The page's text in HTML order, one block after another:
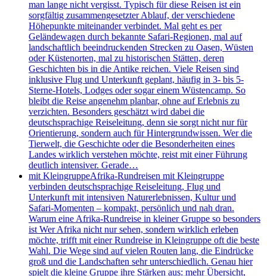
man lange nicht vergisst. Typisch für diese Reisen ist ein
sorgfältig zusammengesetzter Ablauf, der verschiedene
Höhepunkte miteinander verbindet. Mal geht es per
Geländewagen durch bekannte Safari-Regionen, mal auf
landschaftlich beeindruckenden Strecken zu Oasen, Wüsten
oder Küstenorten, mal zu historischen Stätten, deren
Geschichten bis in die Antike reichen. Viele Reisen sind
inklusive Flug und Unterkunft geplant, häufig in 3- bis 5-
Sterne-Hotels, Lodges oder sogar einem Wüstencamp. So
bleibt die Reise angenehm planbar, ohne auf Erlebnis zu
verzichten. Besonders geschätzt wird dabei die
deutschsprachige Reiseleitung, denn sie sorgt nicht nur für
Orientierung, sondern auch für Hintergrundwissen. Wer die
Tierwelt, die Geschichte oder die Besonderheiten eines
Landes wirklich verstehen möchte, reist mit einer Führung
deutlich intensiver. Gerade…
mit KleingruppeAfrika-Rundreisen mit Kleingruppe
verbinden deutschsprachige Reiseleitung, Flug und
Unterkunft mit intensiven Naturerlebnissen, Kultur und
Safari-Momenten – kompakt, persönlich und nah dran.
Warum eine Afrika-Rundreise in kleiner Gruppe so besonders
ist Wer Afrika nicht nur sehen, sondern wirklich erleben
möchte, trifft mit einer Rundreise in Kleingruppe oft die beste
Wahl. Die Wege sind auf vielen Routen lang, die Eindrücke
groß und die Landschaften sehr unterschiedlich. Genau hier
spielt die kleine Gruppe ihre Stärken aus: mehr Übersicht,